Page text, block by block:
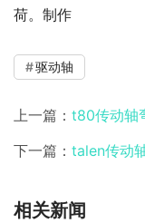
荷。制作
驱动轴
上一篇： t80传动轴
下一篇： talen传动
相关新闻